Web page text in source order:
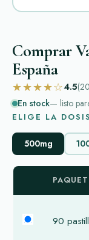
Comprar
España
★★★★☆4.5
En stock— listo
ELIGE LA
500mg
90